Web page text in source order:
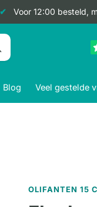
Voor 12:00 besteld,
Blog Veel gestelde
OLIFANTEN 15